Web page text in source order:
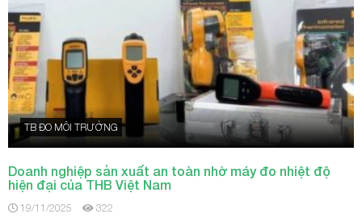
TB ĐO MÔI TRƯỜNG
Doanh nghiệp sản xuất an toàn nhờ máy đo nhiệt độ
hiện đại của THB Việt Nam
19/11/2025 322